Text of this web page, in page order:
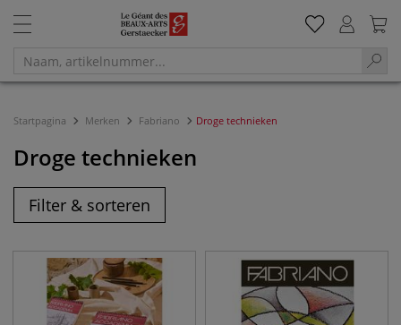
Startpagina Merken Fabriano Droge technieken
Droge technieken
Filter & sorteren